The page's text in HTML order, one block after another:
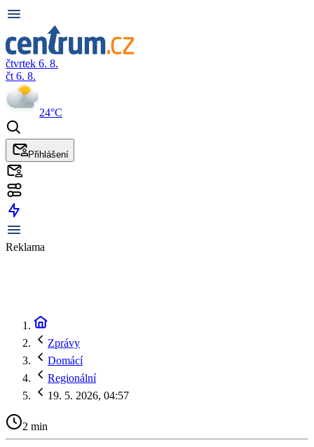
čtvrtek 6. 8.
čt 6. 8.
24°C
Přihlášení
Reklama
Zprávy
Domácí
Regionální
19. 5. 2026, 04:57
2 min